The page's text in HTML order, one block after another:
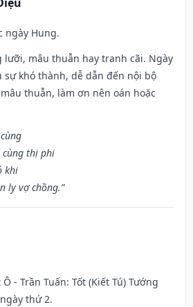
ngày Hung.
lưỡi, mâu thuẫn hay tranh cãi. Ngày
sự khó thành, dễ dẫn đến nội bộ
thuẫn, làm ơn nên oán hoặc
thị phi
khi
ly vợ chồng.”
- Trần Tuấn: Tốt (Kiết Tú) Tướng
thứ 2.